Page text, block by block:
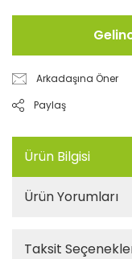
Arkadaşına Öner
Paylaş
Ürün Bilgisi
Ürün Yorumları
Taksit